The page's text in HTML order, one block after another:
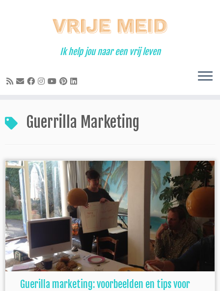
Ik help jou naar een vrij leven
Guerrilla Marketing
Guerilla marketing: voorbeelden en tips voor